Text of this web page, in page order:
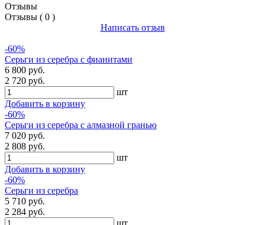
Отзывы
Отзывы ( 0 )
Написать отзыв
-60%
Серьги из серебра с фианитами
6 800 руб.
2 720 руб.
шт
Добавить в корзину
-60%
Серьги из серебра с алмазной гранью
7 020 руб.
2 808 руб.
шт
Добавить в корзину
-60%
Серьги из серебра
5 710 руб.
2 284 руб.